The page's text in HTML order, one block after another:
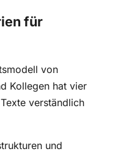
für
von
Kollegen hat vier
verständlich
und